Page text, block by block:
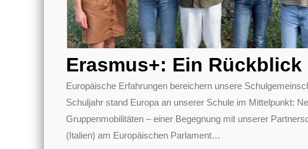
Erasmus+: Ein Rückblick
Europäische Erfahrungen bereichern unsere
Schuljahr stand Europa an unserer Schule im Mittelpunkt:
Gruppenmobilitäten – einer Begegnung mit unserer
(Italien) am Europäischen Parlament…